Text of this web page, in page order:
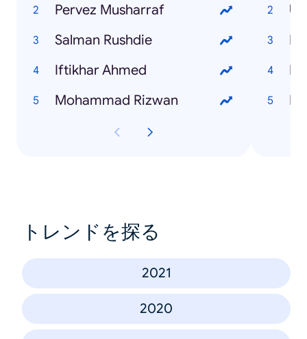
Pervez Musharraf
Salman Rushdie
Iftikhar Ahmed
Mohammad Rizwan
トレンドを探る
2021
2020